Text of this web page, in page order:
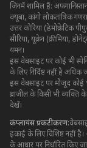
जिनमें शामिल हैं:
क्यूबा, ​​कांगो लोकतांत्रिक
उत्तर कोरिया (डेमोक्रेटिक
सीरिया, यूक्रेन (क्रीमिया,
यमन।
इस वेबसाइट पर कोई भी
के लिए निर्दिष्ट नहीं है
इस वेबसाइट पर मौजूद कोई
ब्राज़ील के किसी भी व्यक्ति
देखें।
कंप्लायंस प्रकटीकरण:
इकाई के लिए विशिष्ट नहीं
के आधार पर निर्धारित किए